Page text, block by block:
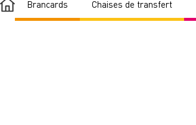
Brancards Chaises de transfert